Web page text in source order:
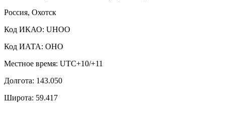
Россия, Охотск
Код ИКАО: UHOO
Код ИАТА: OHO
Местное время: UTC+10/+11
Долгота: 143.050
Широта: 59.417